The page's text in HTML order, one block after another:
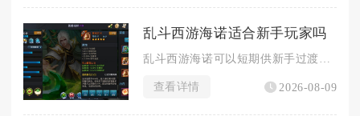
乱斗西游海诺适合新手玩家吗
乱斗西游海诺可以短期供新手过渡使用，但并不适合作为长期核心培...
查看详情 2026-08-09